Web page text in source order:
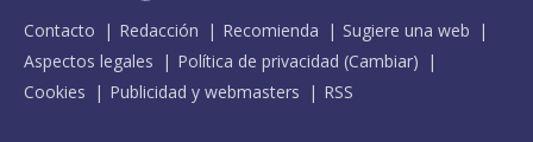
Contacto Redacción Recomienda
Sugiere una web
Aspectos legales
Política de privacidad (Cambiar)
Cookies
Publicidad y webmasters RSS